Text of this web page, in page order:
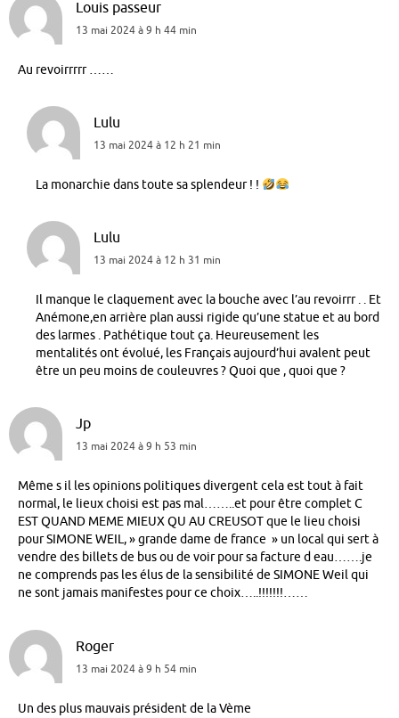
Louis passeur
13 mai 2024 à 9 h 44 min
Au revoirrrrr ……
Lulu
13 mai 2024 à 12 h 21 min
La monarchie dans toute sa splendeur ! !
Lulu
13 mai 2024 à 12 h 31 min
Il manque le claquement avec la bouche avec l’au revoirrr . . Et
Anémone,en arrière plan aussi rigide qu’une statue et au bord
des larmes . Pathétique tout ça. Heureusement les
mentalités ont évolué, les Français aujourd’hui avalent peut
être un peu moins de couleuvres ? Quoi que , quoi que ?
Jp
13 mai 2024 à 9 h 53 min
Même s il les opinions politiques divergent cela est tout à fait
normal, le lieux choisi est pas mal……..et pour être complet C
EST QUAND MEME MIEUX QU AU CREUSOT que le lieu choisi
pour SIMONE WEIL, » grande dame de france » un local qui sert à
vendre des billets de bus ou de voir pour sa facture d eau…….je
ne comprends pas les élus de la sensibilité de SIMONE Weil qui
ne sont jamais manifestes pour ce choix…..!!!!!!!……
Roger
13 mai 2024 à 9 h 54 min
Un des plus mauvais président de la Vème